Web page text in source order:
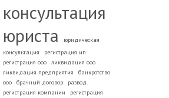
консультация
юриста
юридическая
консультация
регистрация ип
регистрация ооо
ликвидация ооо
ликвидация предприятия
банкротство
ооо
брачный договор
развод.
регистрация компании
регистрация